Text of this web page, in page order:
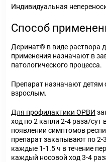
Индивидуальная
Способ
Деринат® в виде раствора
применения назначают в
патологического процесса.
Препарат назначают детям
взрослым.
Для профилактики ОРВИ
ход по 2 капли 2-4 раза/сут
появлении симптомов
препарат закапывают по
каждые 1-1.5 ч в течение
каждый носовой ход 3-4